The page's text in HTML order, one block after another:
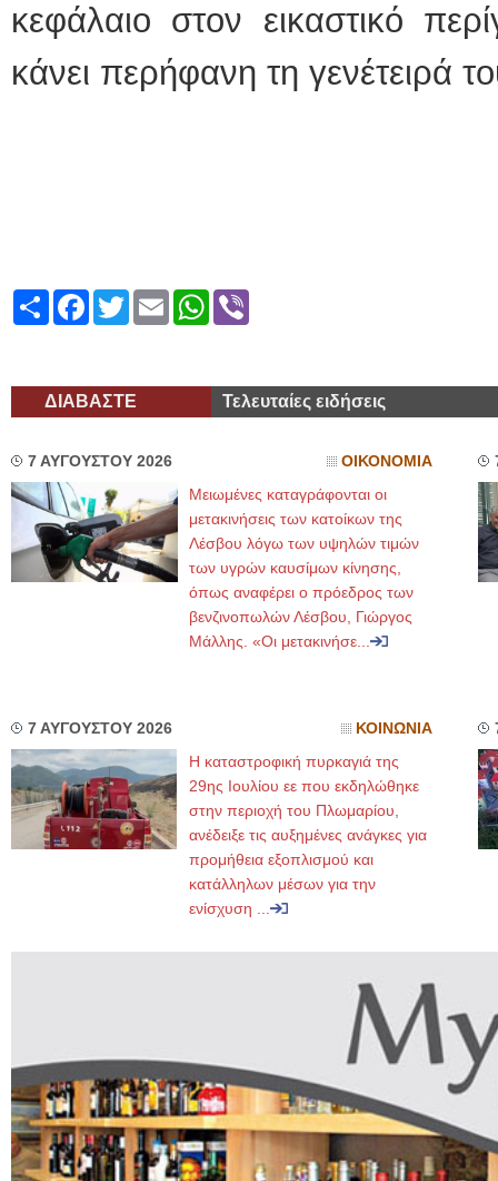
κεφάλαιο στον εικαστικό
κάνει περήφανη τη γενέτειρά
ShareFacebook
TwitterEmailWhatsApp
ΔΙΑΒΑΣΤΕ Τελευταίες ειδήσεις
7 ΑΥΓΟΥΣΤΟΥ 2026 ΟΙΚΟΝΟΜΙΑ
Μειωμένες καταγράφονται οι
μετακινήσεις των κατοίκων της
Λέσβου λόγω των υψηλών τιμών
των υγρών καυσίμων κίνησης,
όπως αναφέρει ο πρόεδρος των
βενζινοπωλών Λέσβου, Γιώργος
Μάλλης. «Οι μετακινήσε...
7 ΑΥΓΟΥΣΤΟΥ 2026 ΚΟΙΝΩΝΙΑ
Η καταστροφική πυρκαγιά της
29ης Ιουλίου εε που εκδηλώθηκε
στην περιοχή του Πλωμαρίου,
ανέδειξε τις αυξημένες ανάγκες για
προμήθεια εξοπλισμού και
κατάλληλων μέσων για την
ενίσχυση ...